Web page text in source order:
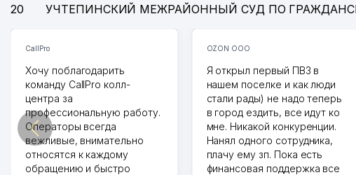
20
УЧТЕПИНСКИЙ МЕЖРАЙОННЫЙ СУД ПО
CallPro
Хочу поблагодарить
команду CallPro колл-
центра за
профессиональную работу.
Операторы всегда
вежливые, внимательно
относятся к каждому
обращению и быстро
OZON ООО
Я открыл первый ПВЗ в
нашем поселке и как люди
стали рады) не надо теперь
в город ездить, все идут ко
мне. Никакой конкуренции.
Нанял одного сотрудника,
плачу ему зп. Пока есть
финансовая поддержка все